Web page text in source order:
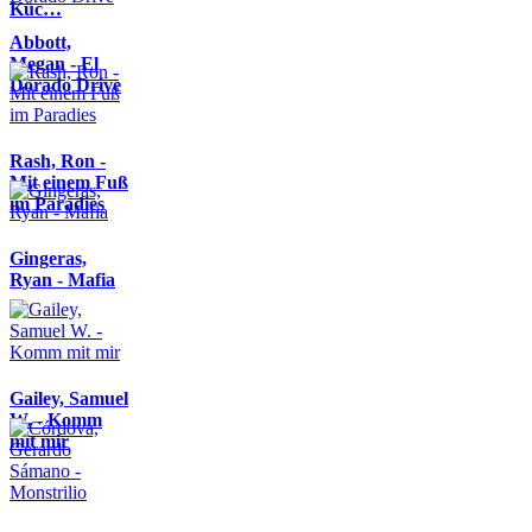
Küc…
Abbott,
Megan - El
Dorado Drive
Rash, Ron -
Mit einem Fuß
im Paradies
Gingeras,
Ryan - Mafia
Gailey, Samuel
W. - Komm
mit mir